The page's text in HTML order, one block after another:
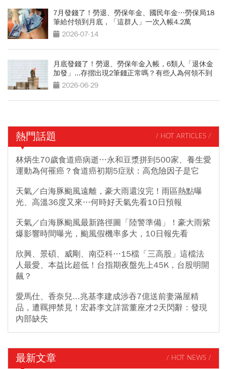
7月發錢了！勞退、勞保年金、國民年金…勞保局18
筆給付領到月底，「這群人」一次入帳4.2萬
2026-07-14
月底發錢了！勞退、勞保年金入帳，6類人「退休金
加發」...存摺出現2筆錢正常嗎？有些人為何領不到
2026-06-29
熱門話題 / HOT ARTICLES /
林炳生70歲食道癌病逝…永和豆漿拼到500家、養生愛
運動為何罹癌？食道癌初期5症狀：高危險因子是它
天氣／白海豚颱風遠離，豪大雨還沒完！雨區熱點曝
光、高溫36度又來…何時好天氣先看10日預報
天氣／白海豚颱風最新路徑圖「陸警準備」！豪大雨紫
爆影響時間曝光，颱風假機率多大，10日報先看
欣興、景碩、威剛、南亞科…15檔「三高股」這檔法
人最愛、本益比超低！台指期夜盤先上45K，台股明開
飆？
愛馬仕、香奈兒...兆基李建成涉吞7億送前妻滿屋精
品，遭羈押禁見！宏碁李文詳當董座才2天閃辭：發現
內部缺失
最新文章 / HOT NEWS /